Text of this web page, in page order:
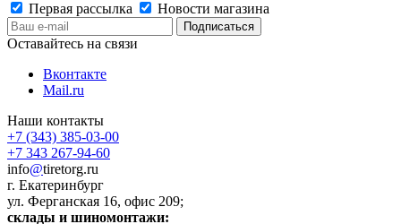
Первая рассылка
Новости магазина
Оставайтесь на связи
Вконтакте
Mail.ru
Наши контакты
+7 (343) 385-03-00
+7 343 267-94-60
info@tiretorg.ru
г. Екатеринбург
ул. Ферганская 16, офис 209;
склады и шиномонтажи: